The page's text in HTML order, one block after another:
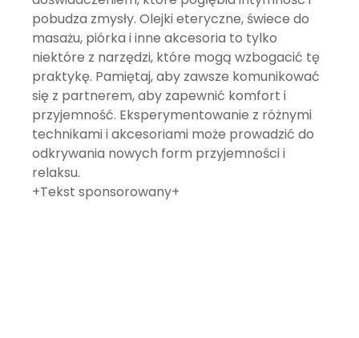
pobudza zmysły. Olejki eteryczne, świece do
masażu, piórka i inne akcesoria to tylko
niektóre z narzędzi, które mogą wzbogacić tę
praktykę. Pamiętaj, aby zawsze komunikować
się z partnerem, aby zapewnić komfort i
przyjemność. Eksperymentowanie z różnymi
technikami i akcesoriami może prowadzić do
odkrywania nowych form przyjemności i
relaksu.
+Tekst sponsorowany+